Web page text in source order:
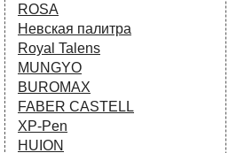
ROSA
Невская палитра
Royal Talens
MUNGYO
BUROMAX
FABER CASTELL
XP-Pen
HUION